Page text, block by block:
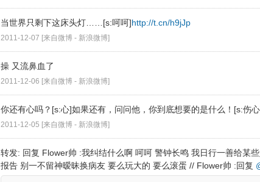
当世界只剩下这床头灯……[s:呵呵]http://t.cn/h9jJp
2011-12-07 [来自微博 - 新浪微博]
操 又流鼻血了
2011-12-06 [来自微博 - 新浪微博]
你还有心吗？[s:心]如果还有，问问他，你到底想要的是什么！[s:伤
2011-12-05 [来自微博 - 新浪微博]
转发: 回复 Flower帅 :我纠结什么啊 呵呵 警钟长鸣 我日行一善给某
报告 别一不留神暧昧换病友 要么玩大的 要么滚蛋 // Flower帅 :回复